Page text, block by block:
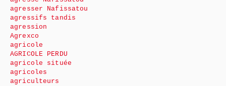
agresser Nafissatou
agressifs tandis
agression
Agrexco
agricole
AGRICOLE PERDU
agricole située
agricoles
agriculteurs